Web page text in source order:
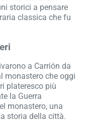
storici a pensare
classica che fu
a Carrión da
monastero che oggi
plateresco più
la Guerra
monastero, una
storia della città.